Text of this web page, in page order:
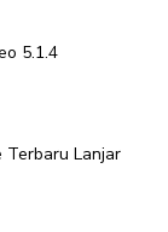
5.1.4
Terbaru Lanjar